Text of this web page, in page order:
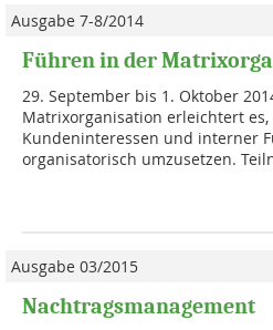
Ausgabe 7-8/2014
Führen in der
29. September bis 1. Oktober
Matrixorganisation erleichtert es,
Kundeninteressen und interner
organisatorisch umzusetzen.
Ausgabe 03/2015
Nachtragsmanagement